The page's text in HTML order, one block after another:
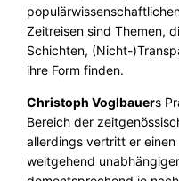
Zeitreisen sind Themen,
Schichten, (Nicht-
ihre Form finden.
Christoph Voglbauers
Bereich der
allerdings vertritt er
weitgehend